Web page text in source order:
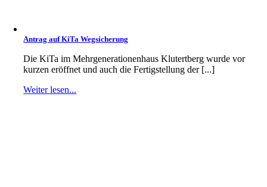
Antrag auf KiTa Wegsicherung
Die KiTa im Mehrgenerationenhaus Klutertberg wurde vor
kurzen eröffnet und auch die Fertigstellung der [...]
Weiter lesen...